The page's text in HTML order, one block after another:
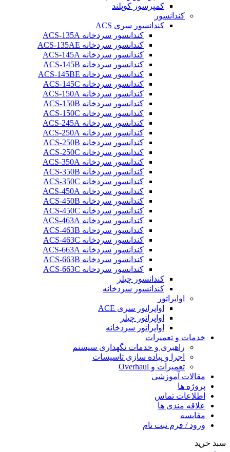
کمپرسور کوپلند
کندانسور
کندانسور سری ACS
کندانسور سردخانه ACS-135A
کندانسور سردخانه ACS-135AE
کندانسور سردخانه ACS-145A
کندانسور سردخانه ACS-145B
کندانسور سردخانه ACS-145BE
کندانسور سردخانه ACS-145C
کندانسور سردخانه ACS-150A
کندانسور سردخانه ACS-150B
کندانسور سردخانه ACS-150C
کندانسور سردخانه ACS-245A
کندانسور سردخانه ACS-250A
کندانسور سردخانه ACS-250B
کندانسور سردخانه ACS-250C
کندانسور سردخانه ACS-350A
کندانسور سردخانه ACS-350B
کندانسور سردخانه ACS-350C
کندانسور سردخانه ACS-450A
کندانسور سردخانه ACS-450B
کندانسور سردخانه ACS-450C
کندانسور سردخانه ACS-463A
کندانسور سردخانه ACS-463B
کندانسور سردخانه ACS-463C
کندانسور سردخانه ACS-663A
کندانسور سردخانه ACS-663B
کندانسور سردخانه ACS-663C
کندانسور چیلر
کندانسور سردخانه
اواپراتور
اواپراتور سری ACE
اواپراتور چیلر
اواپراتور سردخانه
خدمات و تعمیرات
راهبری و خدمات نگهداری سیستم
اجرا و پیاده سازی تاسیسات
تعمیرات و Overhaul
مقالات آموزشی
پروژه ها
اطلاعات تماس
علاقه مندی ها
مقایسه
ورود / فرم ثبت نام
سبد خرید